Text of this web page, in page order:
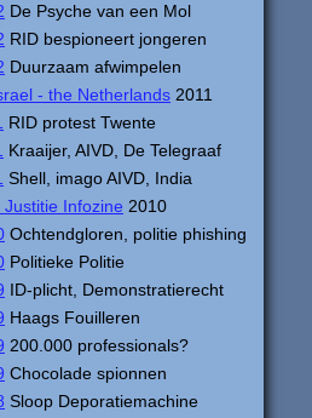
De Psyche van een Mol
RID bespioneert jongeren
Duurzaam afwimpelen
- the Netherlands 2011
RID protest Twente
Kraaijer, AIVD, De Telegraaf
Shell, imago AIVD, India
Infozine 2010
Ochtendgloren, politie phishing
Politieke Politie
ID-plicht, Demonstratierecht
Haags Fouilleren
200.000 professionals?
Chocolade spionnen
Sloop Deporatiemachine